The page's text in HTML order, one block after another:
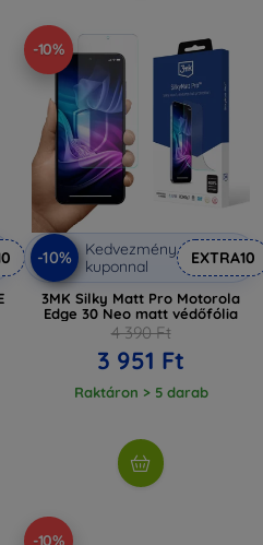
-10%
-10%
Kedvezmény
kuponnal
EXTRA10
3MK Silky Matt Pro Motorola
Edge 30 Neo matt védőfólia
4 390 Ft
3 951 Ft
Raktáron > 5 darab
-10%